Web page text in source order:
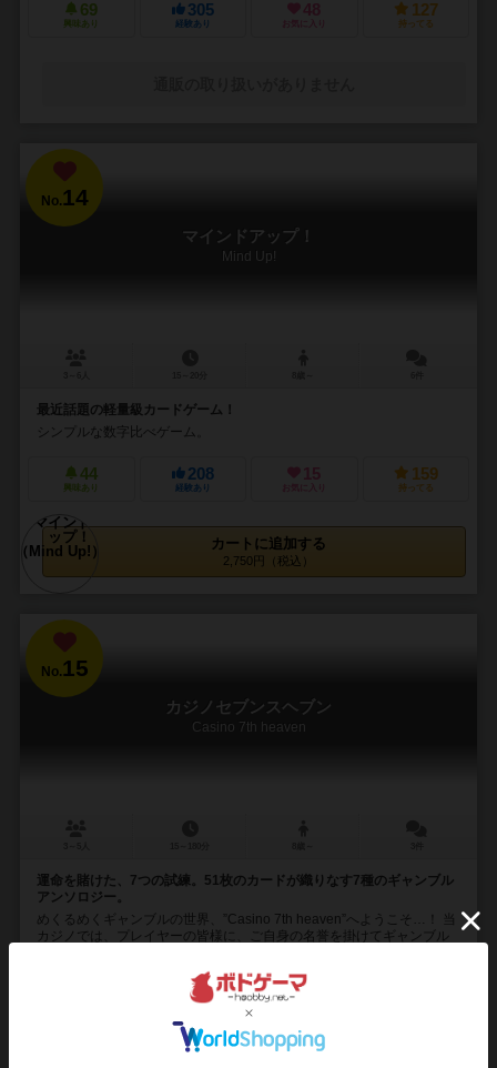
69
興味あり
305
経験あり
48
お気に入り
127
持ってる
No.14
マインドアップ！
Mind Up!
最近話題の軽量級カードゲーム！
シンプルな数字比べゲーム。
44
興味あり
208
経験あり
15
お気に入り
159
持ってる
カートに追加する
2,750円（税込）
No.15
カジノセブンスヘブン
Casino 7th heaven
運命を賭けた、7つの試練。51枚のカードが織りなす7種のギャンブル
アンソロジー。
めくるめくギャンブルの世界、”Casino 7th heaven”へようこそ…！ 当
カジノでは、プレイヤーの皆様に、ご自身の名誉を掛けてギャンブル
61